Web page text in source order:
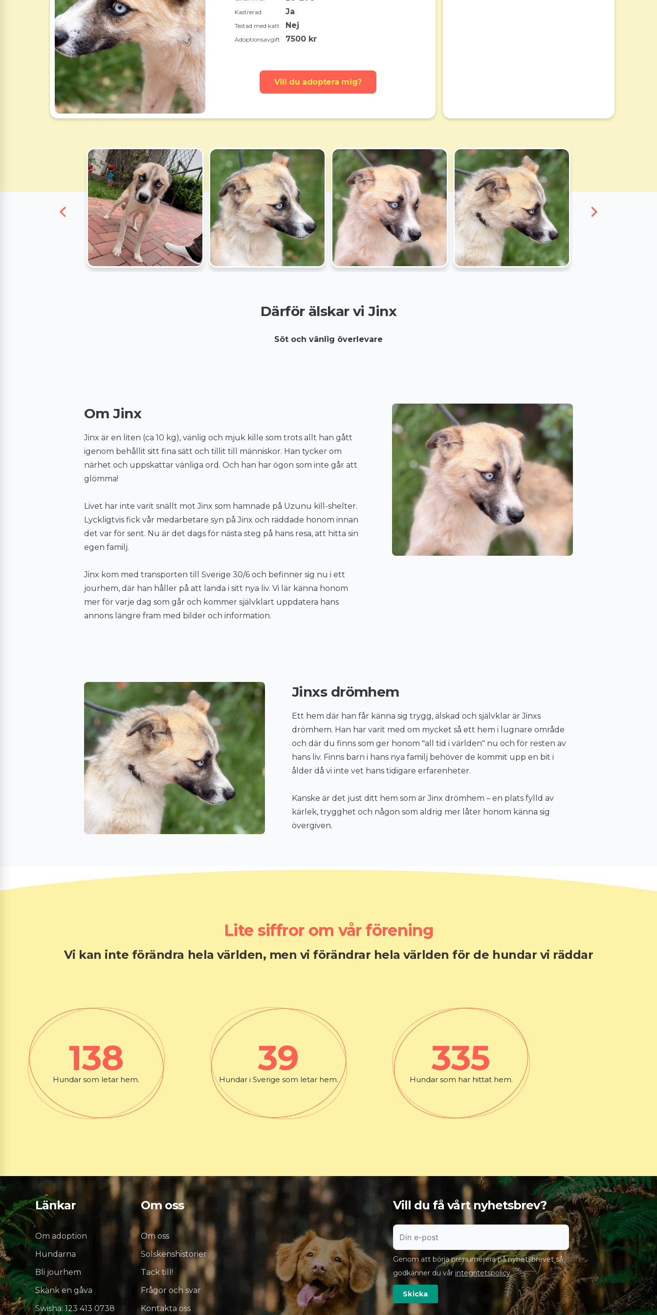
Kastrerad Ja
Testad med katt Nej
Adoptionsavgift 7500 kr
Vill du adoptera mig?
Därför älskar vi Jinx
Söt och vänlig överlevare
Om Jinx
Jinx är en liten (ca 10 kg), vänlig och mjuk kille som trots allt han gått
igenom behållit sitt fina sätt och tillit till människor. Han tycker om
närhet och uppskattar vänliga ord. Och han har ögon som inte går att
glömma!
Livet har inte varit snällt mot Jinx som hamnade på Uzunu kill-shelter.
Lyckligtvis fick vår medarbetare syn på Jinx och räddade honom innan
det var för sent. Nu är det dags för nästa steg på hans resa, att hitta sin
egen familj.
Jinx kom med transporten till Sverige 30/6 och befinner sig nu i ett
jourhem, där han håller på att landa i sitt nya liv. Vi lär känna honom
mer för varje dag som går och kommer självklart uppdatera hans
annons längre fram med bilder och information.
Jinxs drömhem
Ett hem där han får känna sig trygg, älskad och självklar är Jinxs
drömhem. Han har varit med om mycket så ett hem i lugnare område
och där du finns som ger honom "all tid i världen" nu och för resten av
hans liv. Finns barn i hans nya familj behöver de kommit upp en bit i
ålder då vi inte vet hans tidigare erfarenheter.
Kanske är det just ditt hem som är Jinx drömhem – en plats fylld av
kärlek, trygghet och någon som aldrig mer låter honom känna sig
övergiven.
Lite siffror om vår förening
Vi kan inte förändra hela världen, men vi förändrar hela världen för de hundar vi räddar
Hundar som letar hem.
138
Hundar i Sverige som letar hem.
39
Hundar som har hittat hem.
335
Länkar
Om adoption
Hundarna
Bli jourhem
Skänk en gåva
Swisha: 123 413 0738
Om oss
Om oss
Solskenshistorier
Tack till!
Frågor och svar
Kontakta oss
Vill du få vårt nyhetsbrev?
Genom att börja prenumerera på nyhetsbrevet så
godkänner du vår integritetspolicy.